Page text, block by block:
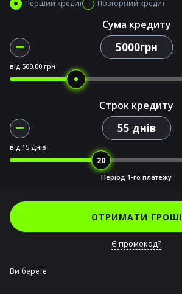
Перший кредит Повторний кредит
Сума кредиту
5000грн
від 500,00 грн
Строк кредиту
55 днів
від 15 Днів
Період 1-го платежу
ОТРИМАТИ ГРОШІ
Є промокод?
Ви берете